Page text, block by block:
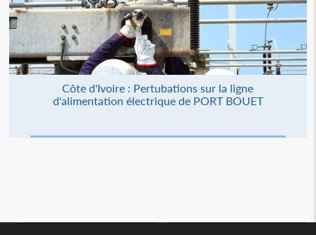
Côte d'Ivoire : Pertubations sur la ligne
d'alimentation électrique de PORT BOUET